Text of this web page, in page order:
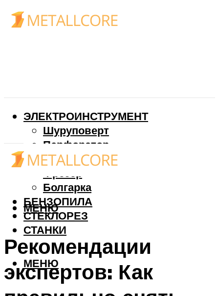
ЭЛЕКТРОИНСТРУМЕНТ
Шуруповерт
Перфоратор
Дрель
Фрезер
Болгарка
БЕНЗОПИЛА
СТЕКЛОРЕЗ
СТАНКИ
МЕНЮ
МЕНЮ
Рекомендации
экспертов: Как